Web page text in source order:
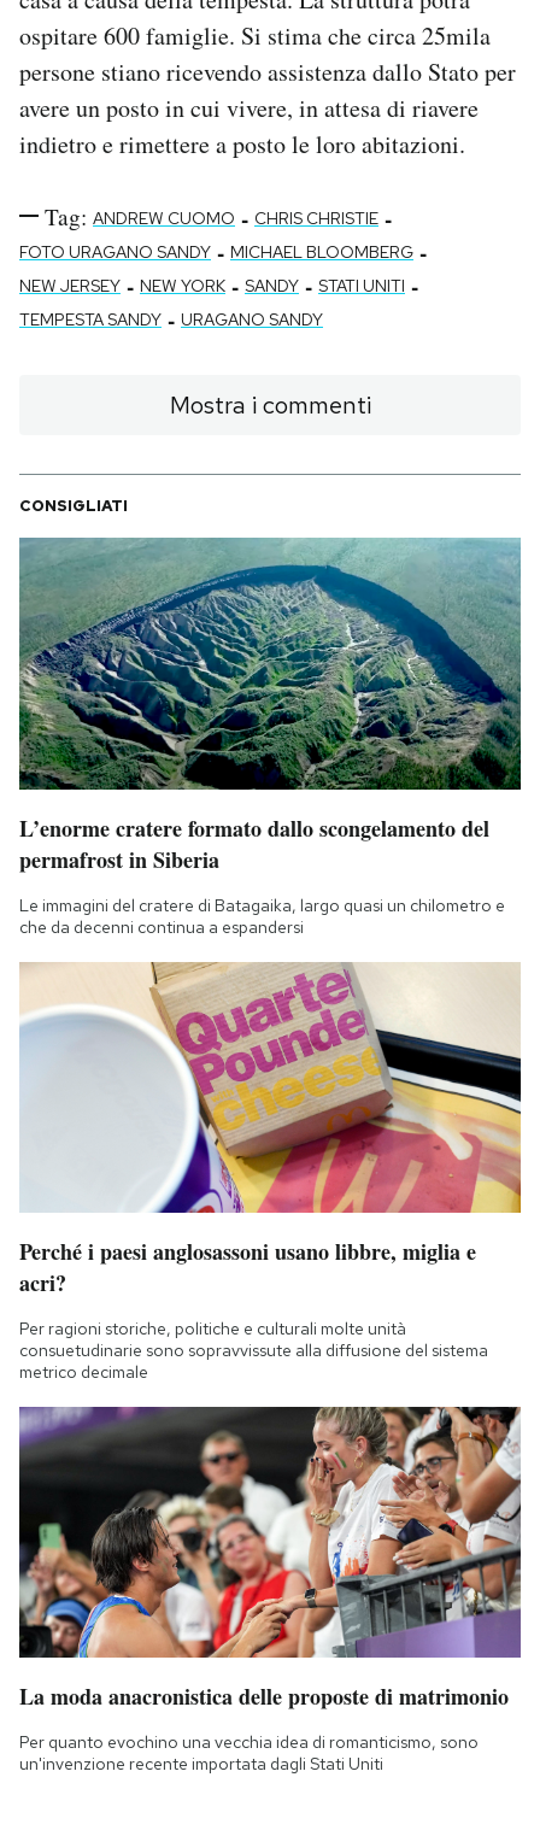
ospitare 600 famiglie. Si stima che circa 25mila
persone stiano ricevendo assistenza dallo Stato per
avere un posto in cui vivere, in attesa di riavere
indietro e rimettere a posto le loro abitazioni.
Tag: ANDREW CUOMO - CHRIS CHRISTIE -
FOTO URAGANO SANDY - MICHAEL BLOOMBERG -
NEW JERSEY - NEW YORK - SANDY - STATI UNITI -
TEMPESTA SANDY - URAGANO SANDY
Mostra i commenti
CONSIGLIATI
L’enorme cratere formato dallo scongelamento del
permafrost in Siberia
Le immagini del cratere di Batagaika, largo quasi un chilometro e
che da decenni continua a espandersi
Perché i paesi anglosassoni usano libbre, miglia e
acri?
Per ragioni storiche, politiche e culturali molte unità
consuetudinarie sono sopravvissute alla diffusione del sistema
metrico decimale
La moda anacronistica delle proposte di matrimonio
Per quanto evochino una vecchia idea di romanticismo, sono
un'invenzione recente importata dagli Stati Uniti